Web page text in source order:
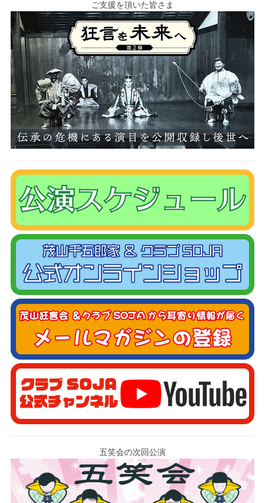
ご支援を頂いた皆さま
五笑会の次回公演